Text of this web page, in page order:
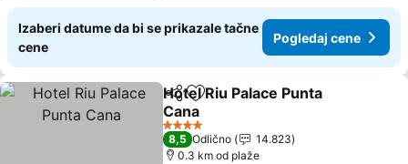
Izaberi datume da bi se prikazale tačne
cene
Pogledaj cene
Deli Dodati u favorite
Hotel Riu Palace Punta
Cana
4 Zvezdice
8,5 Odlično
14.823
0.3 km od plaže